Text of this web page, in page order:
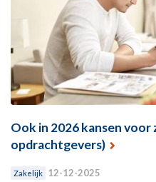
Ook in 2026 kansen voor
opdrachtgevers)
Zakelijk 12-12-2025